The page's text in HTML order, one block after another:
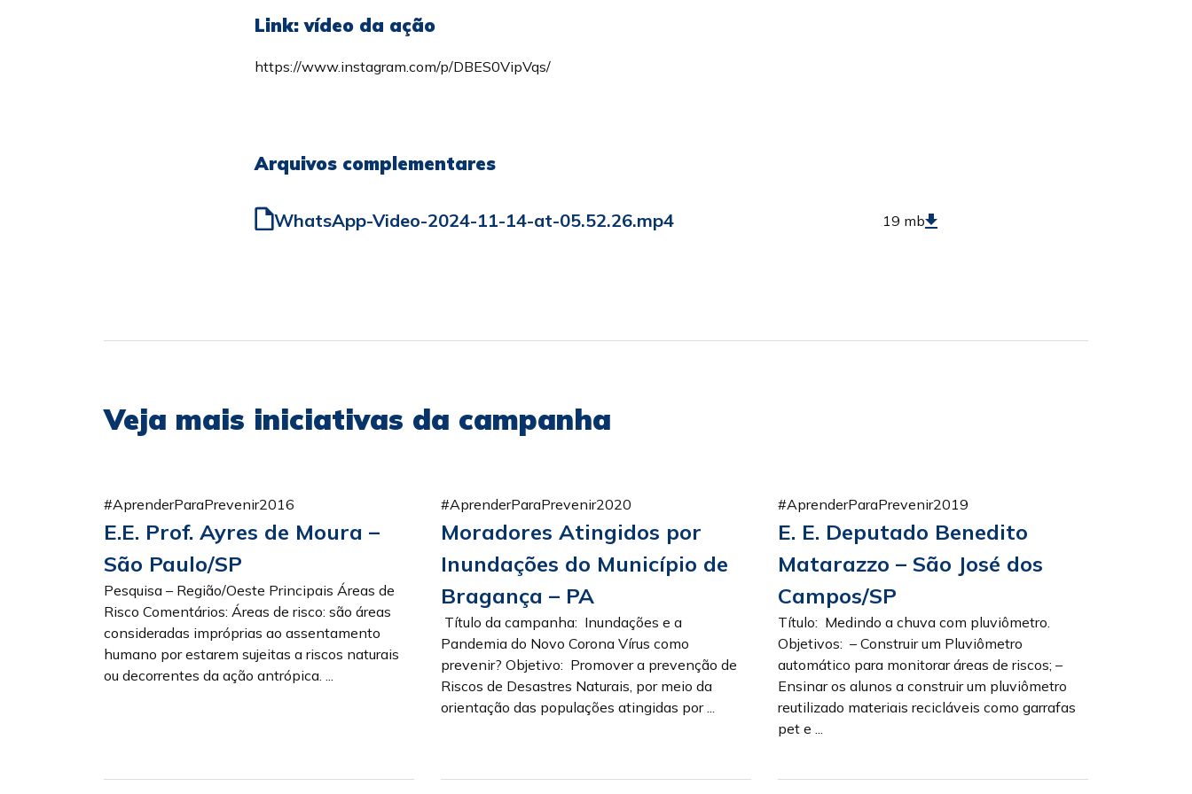
Link: vídeo da ação
https://www.instagram.com/p/DBES0VipVqs/
Arquivos complementares
WhatsApp-Video-2024-11-14-at-05.52.26.mp4 19 mb
Veja mais iniciativas da campanha
#AprenderParaPrevenir2016
E.E. Prof. Ayres de Moura –
São Paulo/SP
Pesquisa – Região/Oeste Principais Áreas de
Risco Comentários: Áreas de risco: são áreas
consideradas impróprias ao assentamento
humano por estarem sujeitas a riscos naturais
ou decorrentes da ação antrópica. ...
#AprenderParaPrevenir2020
Moradores Atingidos por
Inundações do Município de
Bragança – PA
Título da campanha: Inundações e a
Pandemia do Novo Corona Vírus como
prevenir? Objetivo: Promover a prevenção de
Riscos de Desastres Naturais, por meio da
orientação das populações atingidas por ...
#AprenderParaPrevenir2019
E. E. Deputado Benedito
Matarazzo – São José dos
Campos/SP
Título: Medindo a chuva com pluviômetro.
Objetivos: – Construir um Pluviômetro
automático para monitorar áreas de riscos; –
Ensinar os alunos a construir um pluviômetro
reutilizado materiais recicláveis como garrafas
pet e ...